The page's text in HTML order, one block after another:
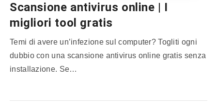
Scansione antivirus online | I
migliori tool gratis
Temi di avere un’infezione sul computer? Togliti ogni
dubbio con una scansione antivirus online gratis senza
installazione. Se…